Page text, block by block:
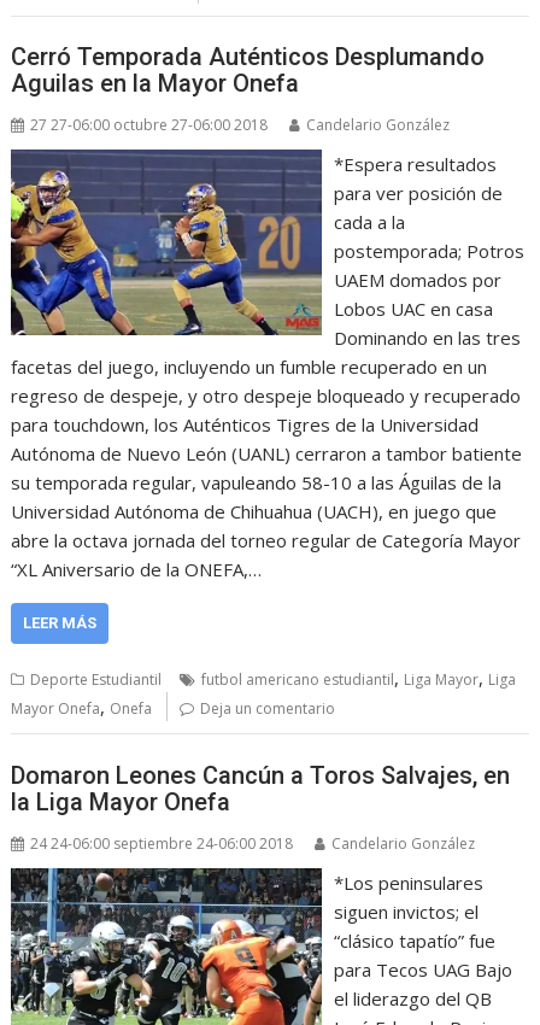
Cerró Temporada Auténticos Desplumando
Aguilas en la Mayor Onefa
27 27-06:00 octubre 27-06:00 2018 Candelario González
*Espera resultados
para ver posición de
cada a la
postemporada; Potros
UAEM domados por
Lobos UAC en casa
Dominando en las tres
facetas del juego, incluyendo un fumble recuperado en un
regreso de despeje, y otro despeje bloqueado y recuperado
para touchdown, los Auténticos Tigres de la Universidad
Autónoma de Nuevo León (UANL) cerraron a tambor batiente
su temporada regular, vapuleando 58-10 a las Águilas de la
Universidad Autónoma de Chihuahua (UACH), en juego que
abre la octava jornada del torneo regular de Categoría Mayor
“XL Aniversario de la ONEFA,…
LEER MÁS
Deporte Estudiantil futbol americano estudiantil, Liga Mayor, Liga
Mayor Onefa, Onefa Deja un comentario
Domaron Leones Cancún a Toros Salvajes, en
la Liga Mayor Onefa
24 24-06:00 septiembre 24-06:00 2018 Candelario González
*Los peninsulares
siguen invictos; el
“clásico tapatío” fue
para Tecos UAG Bajo
el liderazgo del QB